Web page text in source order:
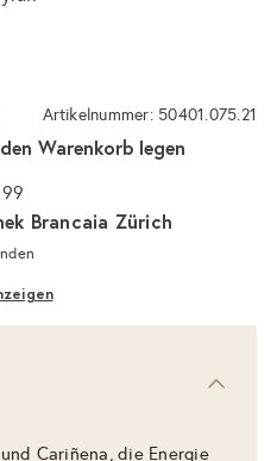
Artikelnummer: 50401.075.21
Warenkorb legen
Brancaia Zürich
Cariñena, die Energie